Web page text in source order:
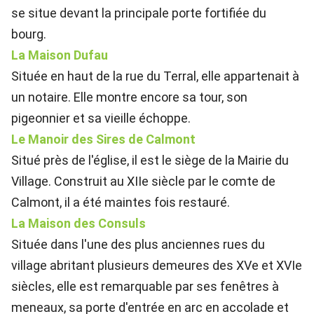
se situe devant la principale porte fortifiée du
bourg.
La Maison Dufau
Située en haut de la rue du Terral, elle appartenait à
un notaire. Elle montre encore sa tour, son
pigeonnier et sa vieille échoppe.
Le Manoir des Sires de Calmont
Situé près de l'église, il est le siège de la Mairie du
Village. Construit au XIIe siècle par le comte de
Calmont, il a été maintes fois restauré.
La Maison des Consuls
Située dans l'une des plus anciennes rues du
village abritant plusieurs demeures des XVe et XVIe
siècles, elle est remarquable par ses fenêtres à
meneaux, sa porte d'entrée en arc en accolade et